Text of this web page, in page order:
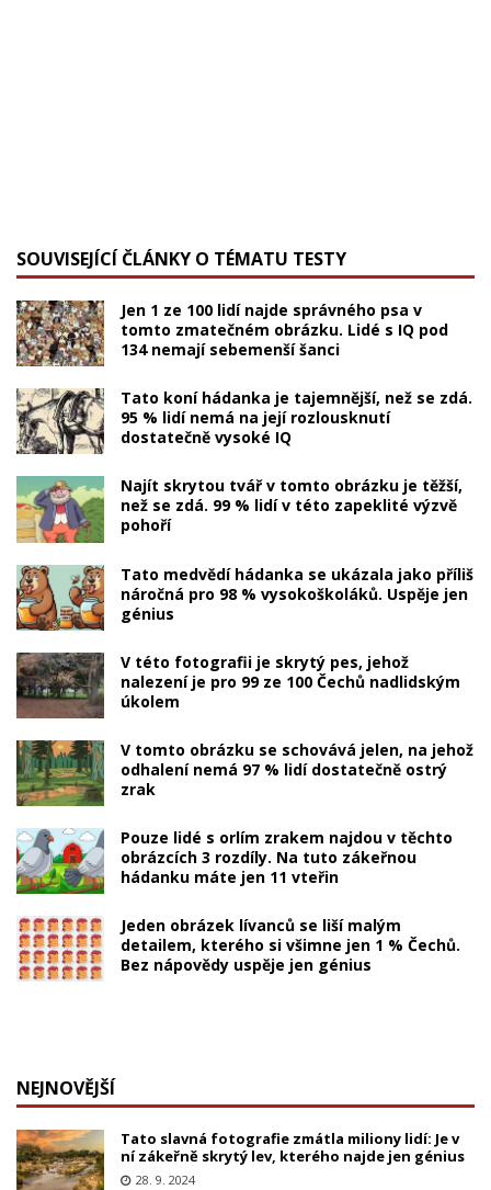
SOUVISEJÍCÍ ČLÁNKY O TÉMATU TESTY
Jen 1 ze 100 lidí najde správného psa v
tomto zmatečném obrázku. Lidé s IQ pod
134 nemají sebemenší šanci
Tato koní hádanka je tajemnější, než se zdá.
95 % lidí nemá na její rozlousknutí
dostatečně vysoké IQ
Najít skrytou tvář v tomto obrázku je těžší,
než se zdá. 99 % lidí v této zapeklité výzvě
pohoří
Tato medvědí hádanka se ukázala jako příliš
náročná pro 98 % vysokoškoláků. Uspěje jen
génius
V této fotografii je skrytý pes, jehož
nalezení je pro 99 ze 100 Čechů nadlidským
úkolem
V tomto obrázku se schovává jelen, na jehož
odhalení nemá 97 % lidí dostatečně ostrý
zrak
Pouze lidé s orlím zrakem najdou v těchto
obrázcích 3 rozdíly. Na tuto zákeřnou
hádanku máte jen 11 vteřin
Jeden obrázek lívanců se liší malým
detailem, kterého si všimne jen 1 % Čechů.
Bez nápovědy uspěje jen génius
NEJNOVĚJŠÍ
Tato slavná fotografie zmátla miliony lidí: Je v
ní zákeřně skrytý lev, kterého najde jen génius
28. 9. 2024